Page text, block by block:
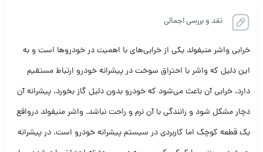
نقد و بررسی اجمالی
خرابی واشر منیفولد یکی از خرابی‌های با اهمیت در خودروها است و به
این دلیل که واشر با احتراق سوخت در پیشرانه خودرو ارتباط مستقیم
دارد، خرابی آن باعث می‌شود که خودرو بدون دلیل گاز بخورد، پیشرانه آن
دچار مشکل شود و رانندگی با آن نرم و راحت نباشد. واشر منیفولد درواقع
یک قطعه کوچک اما کاربردی در سیستم پیشرانه خودرو است. در پیشرانه